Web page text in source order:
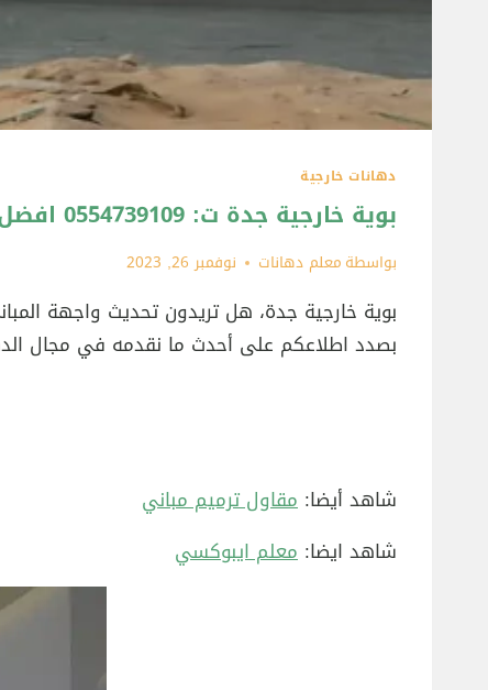
دهانات خارجية
بوية خارجية جدة ت: 0554739109 افضل بوية خارجية جدة – افضل بوية للواجهات جدة – الوان بوية خارجية جدة
بواسطة معلم دهانات نوفمبر 26, 2023
بوية خارجية جدة، هل تريدون تحديث واجهة
بصدد اطلاعكم على أحدث ما نقدمه في مجال
شاهد أيضا: مقاول ترميم مباني
شاهد ايضا: معلم ايبوكسي